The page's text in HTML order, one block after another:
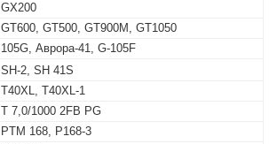
GX200
GT600, GT500, GT900M, GT1050
105G, Аврора-41, G-105F
SH-2, SH 41S
T40XL, T40XL-1
T 7,0/1000 2FB PG
PTM 168, P168-3